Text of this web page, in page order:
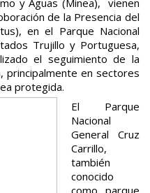
de la Presencia del
en el Parque Nacional
Trujillo y Portuguesa,
el seguimiento de la
principalmente en sectores
protegida.
El Parque
Nacional
General Cruz
Carrillo,
también
conocido
como parque